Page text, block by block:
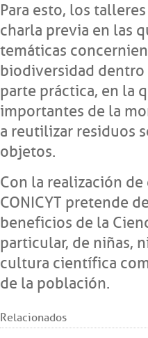
Para esto, los
charla previa en las
temáticas
biodiversidad dentro
parte práctica, en la
importantes de la
a reutilizar residuos
objetos.
Con la realización de
CONICYT pretende
beneficios de la
particular, de niñas,
cultura científica
de la población.
Relacionados